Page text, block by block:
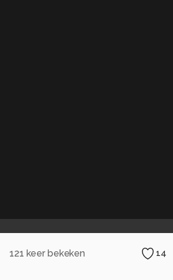
121 keer bekeken 14